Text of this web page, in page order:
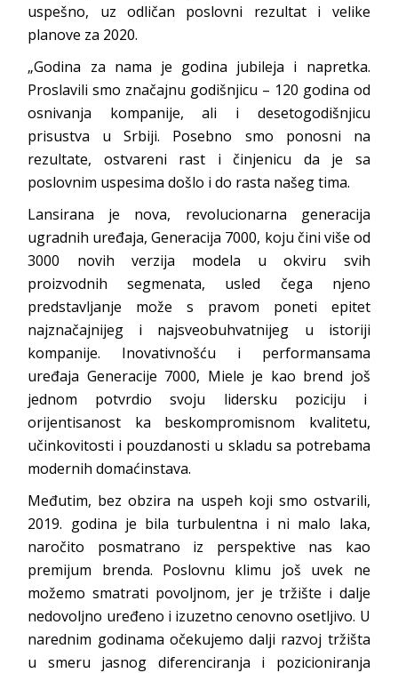
uspešno, uz odličan poslovni rezultat i velike
planove za 2020.
„Godina za nama je godina jubileja i napretka.
Proslavili smo značajnu godišnjicu – 120 godina od
osnivanja kompanije, ali i desetogodišnjicu
prisustva u Srbiji. Posebno smo ponosni na
rezultate, ostvareni rast i činjenicu da je sa
poslovnim uspesima došlo i do rasta našeg tima.
Lansirana je nova, revolucionarna generacija
ugradnih uređaja, Generacija 7000, koju čini više od
3000 novih verzija modela u okviru svih
proizvodnih segmenata, usled čega njeno
predstavljanje može s pravom poneti epitet
najznačajnijeg i najsveobuhvatnijeg u istoriji
kompanije. Inovativnošću i performansama
uređaja Generacije 7000, Miele je kao brend još
jednom potvrdio svoju lidersku poziciju i
orijentisanost ka beskompromisnom kvalitetu,
učinkovitosti i pouzdanosti u skladu sa potrebama
modernih domaćinstava.
Međutim, bez obzira na uspeh koji smo ostvarili,
2019. godina je bila turbulentna i ni malo laka,
naročito posmatrano iz perspektive nas kao
premijum brenda. Poslovnu klimu još uvek ne
možemo smatrati povoljnom, jer je tržište i dalje
nedovoljno uređeno i izuzetno cenovno osetljivo. U
narednim godinama očekujemo dalji razvoj tržišta
u smeru jasnog diferenciranja i pozicioniranja